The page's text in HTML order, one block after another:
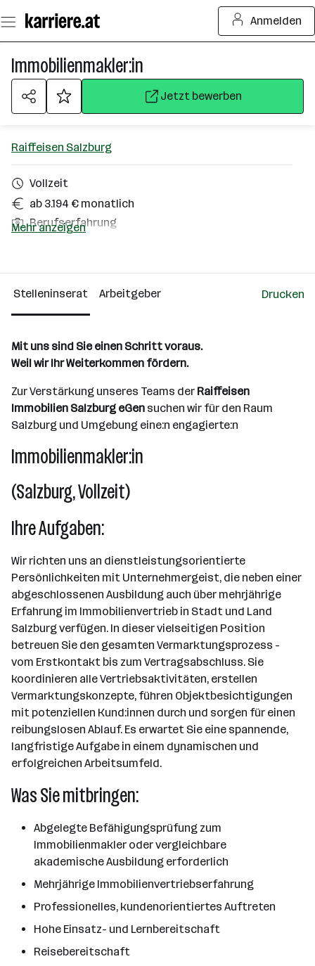
Seiteninhalt
springen
Anmelden
Immobilienmakler:in
Jetzt bewerben
Raiffeisen Salzburg
Vollzeit
ab 3.194 € monatlich
Berufserfahrung
Über das Unternehmen
501 - 2500 Mitarbeiter*innen
Mehr anzeigen
Stelleninserat Arbeitgeber Drucken
Mit uns sind Sie einen Schritt voraus.
Weil wir Ihr Weiterkommen fördern.
Zur Verstärkung unseres Teams der Raiffeisen
Immobilien Salzburg eGen suchen wir für den Raum
Salzburg und Umgebung eine:n engagierte:n
Immobilienmakler:in
(Salzburg, Vollzeit)
Ihre Aufgaben:
Wir richten uns an dienstleistungsorientierte
Persönlichkeiten mit Unternehmergeist, die neben einer
abgeschlossenen Ausbildung auch über mehrjährige
Erfahrung im Immobilienvertrieb in Stadt und Land
Salzburg verfügen. In dieser vielseitigen Position
betreuen Sie den gesamten Vermarktungsprozess -
vom Erstkontakt bis zum Vertragsabschluss. Sie
koordinieren alle Vertriebsaktivitäten, erstellen
Vermarktungskonzepte, führen Objektbesichtigungen
mit potenziellen Kund:innen durch und sorgen für einen
reibungslosen Ablauf. Es erwartet Sie eine spannende,
langfristige Aufgabe in einem dynamischen und
erfolgreichen Arbeitsumfeld.
Was Sie mitbringen:
Abgelegte Befähigungsprüfung zum
Immobilienmakler oder vergleichbare
akademische Ausbildung erforderlich
Mehrjährige Immobilienvertriebserfahrung
Professionelles, kundenorientiertes Auftreten
Hohe Einsatz- und Lernbereitschaft
Reisebereitschaft